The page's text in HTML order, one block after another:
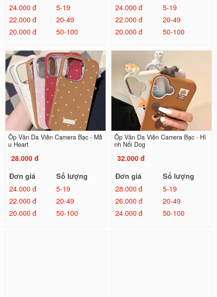
24.000 đ
5-19
22.000 đ
20-49
20.000 đ
50-100
24.000 đ
5-19
22.000 đ
20-49
20.000 đ
50-100
Ốp Vân Da Viền Camera Bạc - Mẫ
u Heart
28.000 đ
Đơn giá
Số lượng
24.000 đ
5-19
22.000 đ
20-49
20.000 đ
50-100
Ốp Vân Da Viền Camera Bạc - Hì
nh Nổi Dog
32.000 đ
Đơn giá
Số lượng
28.000 đ
5-19
26.000 đ
20-49
24.000 đ
50-100